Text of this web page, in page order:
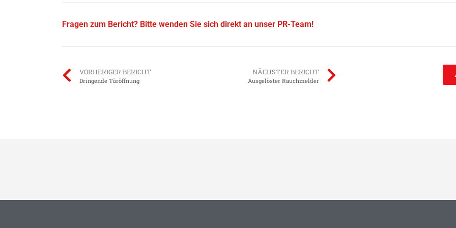
Fragen zum Bericht? Bitte wenden Sie sich direkt an unser PR-Team!
VORHERIGER BERICHT
Dringende Türöffnung
NÄCHSTER BERICHT
Ausgelöster Rauchmelder